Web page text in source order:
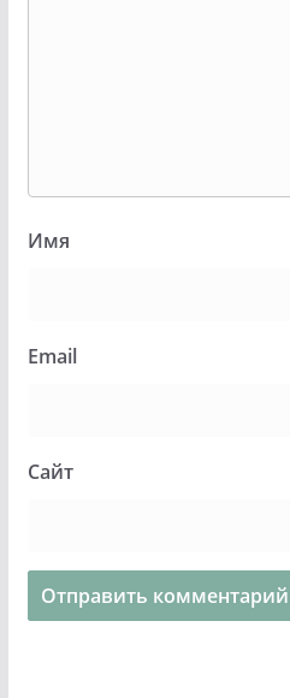
Имя
Email
Сайт